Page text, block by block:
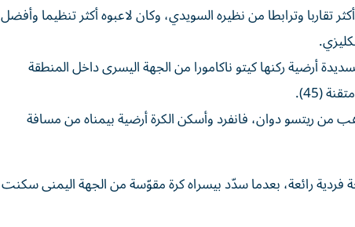
وترابطا من نظيره السويدي، وكان لاعبوه أكثر تنظيما وأفضل
أرضية ركنها كيتو ناكامورا من الجهة اليسرى داخل المنطقة
(45).
من ريتسو دوان، فانفرد وأسكن الكرة أرضية بيمناه من مسافة
فردية رائعة، بعدما سدّد بيسراه كرة مقوّسة من الجهة اليمنى سكنت